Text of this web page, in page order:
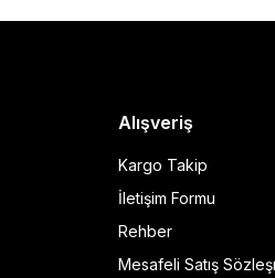
Alışveriş
Kargo Takip
İletişim Formu
Rehber
Mesafeli Satış